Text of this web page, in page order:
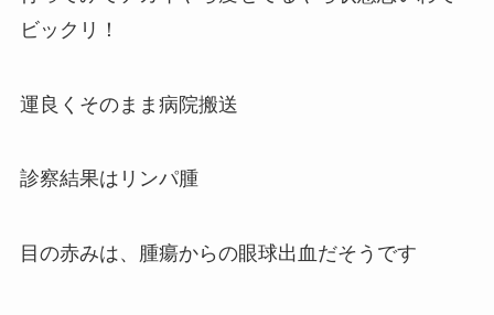
ビックリ！
運良くそのまま病院搬送
診察結果はリンパ腫
目の赤みは、腫瘍からの眼球出血だそうです